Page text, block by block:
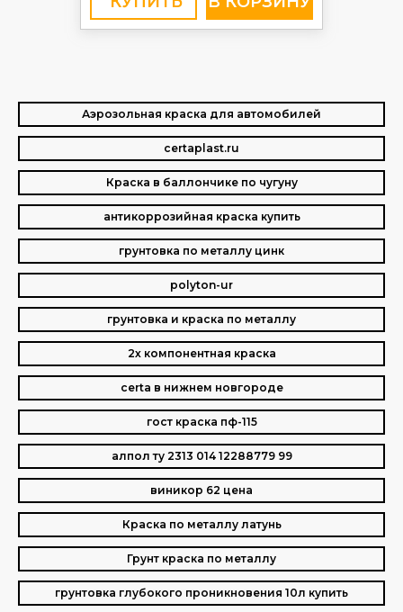
Аэрозольная краска для автомобилей
certaplast.ru
Краска в баллончике по чугуну
антикоррозийная краска купить
грунтовка по металлу цинк
polyton-ur
грунтовка и краска по металлу
2х компонентная краска
certa в нижнем новгороде
гост краска пф-115
алпол ту 2313 014 12288779 99
виникор 62 цена
Краска по металлу латунь
Грунт краска по металлу
грунтовка глубокого проникновения 10л купить